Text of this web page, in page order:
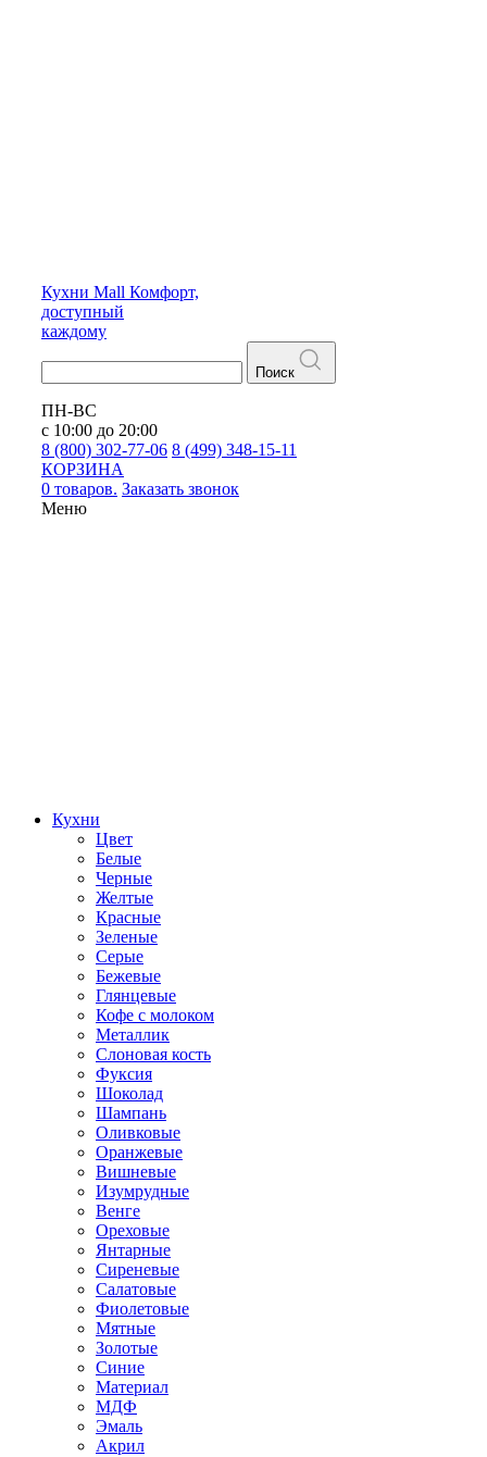
Кухни Mall Комфорт,
доступный
каждому
Поиск
ПН-ВС
с 10:00 до 20:00
8 (800) 302-77-06 8 (499) 348-15-11
КОРЗИНА
0 товаров. Заказать звонок
Меню
Кухни
Цвет
Белые
Черные
Желтые
Красные
Зеленые
Серые
Бежевые
Глянцевые
Кофе с молоком
Металлик
Слоновая кость
Фуксия
Шоколад
Шампань
Оливковые
Оранжевые
Вишневые
Изумрудные
Венге
Ореховые
Янтарные
Сиреневые
Салатовые
Фиолетовые
Мятные
Золотые
Синие
Материал
МДФ
Эмаль
Акрил